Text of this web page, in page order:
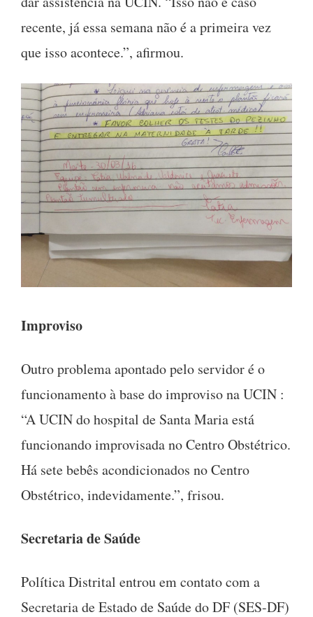
recente, já essa semana não é a primeira vez
que isso acontece.”, afirmou.
Improviso
Outro problema apontado pelo servidor é o
funcionamento à base do improviso na UCIN :
“A UCIN do hospital de Santa Maria está
funcionando improvisada no Centro Obstétrico.
Há sete bebês acondicionados no Centro
Obstétrico, indevidamente.”, frisou.
Secretaria de Saúde
Política Distrital entrou em contato com a
Secretaria de Estado de Saúde do DF (SES-DF)